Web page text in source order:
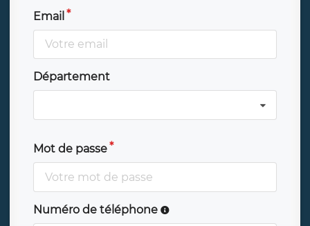
Email
Département
Mot de passe
Numéro de téléphone